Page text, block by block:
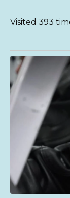
Visited 393